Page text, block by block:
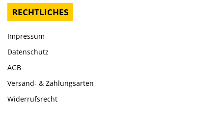
RECHTLICHES
Impressum
Datenschutz
AGB
Versand- & Zahlungsarten
Widerrufsrecht